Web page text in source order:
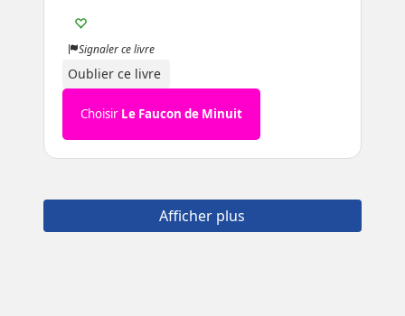
Signaler ce livre
Oublier ce livre
Choisir Le Faucon de Minuit
Afficher plus